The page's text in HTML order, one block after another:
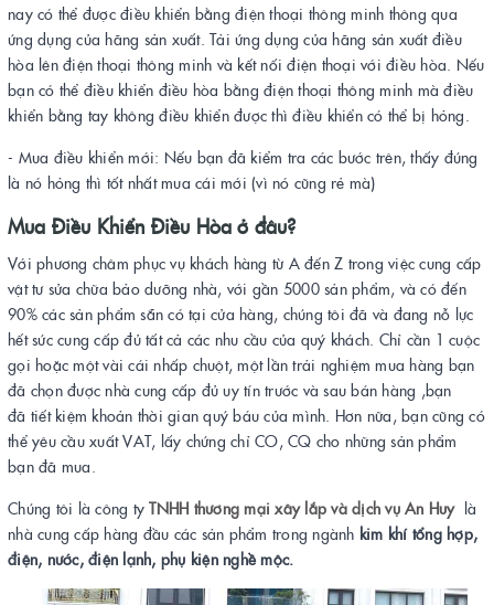
nay có thể được điều khiển bằng điện thoại thông minh thông qua
ứng dụng của hãng sản xuất. Tải ứng dụng của hãng sản xuất điều
hòa lên điện thoại thông minh và kết nối điện thoại với điều hòa. Nếu
bạn có thể điều khiển điều hòa bằng điện thoại thông minh mà điều
khiển bằng tay không điều khiển được thì điều khiển có thể bị hỏng.
- Mua điều khiển mới: Nếu bạn đã kiểm tra các bước trên, thấy đúng
là nó hỏng thì tốt nhất mua cái mới (vì nó cũng rẻ mà)
Mua Điều Khiển Điều Hòa ở đâu?
Với phương châm phục vụ khách hàng từ A đến Z trong việc cung cấp
vật tư sửa chữa bảo dưỡng nhà, với gần 5000 sản phẩm, và có đến
90% các sản phẩm sẵn có tại cửa hàng, chúng tôi đã và đang nỗ lực
hết sức cung cấp đủ tất cả các nhu cầu của quý khách. Chỉ cần 1 cuộc
gọi hoặc một vài cái nhấp chuột, một lần trải nghiệm mua hàng bạn
đã chọn được nhà cung cấp đủ uy tín trước và sau bán hàng ,bạn
đã tiết kiệm khoản thời gian quý báu của mình. Hơn nữa, bạn cũng có
thể yêu cầu xuất VAT, lấy chứng chỉ CO, CQ cho những sản phẩm
bạn đã mua.
Chúng tôi là công tyTNHH thương mại xây lắp và dịch vụ An Huy là
nhà cung cấp hàng đầu các sản phẩm trong ngành kim khí tổng hợp,
điện, nước, điện lạnh, phụ kiện nghề mộc.